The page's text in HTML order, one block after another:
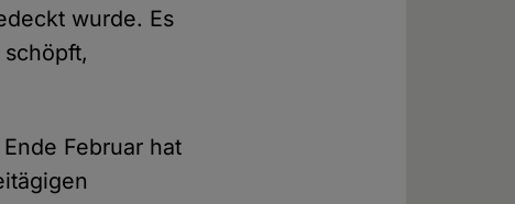
wurde. Es
Februar hat